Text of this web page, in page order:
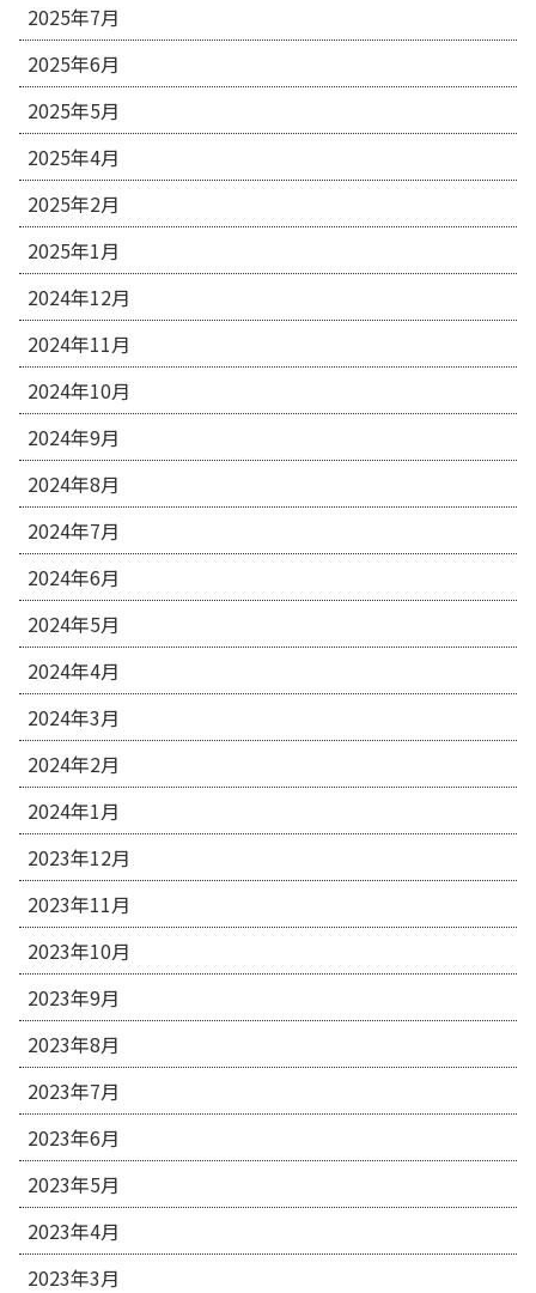
2025年7月
2025年6月
2025年5月
2025年4月
2025年2月
2025年1月
2024年12月
2024年11月
2024年10月
2024年9月
2024年8月
2024年7月
2024年6月
2024年5月
2024年4月
2024年3月
2024年2月
2024年1月
2023年12月
2023年11月
2023年10月
2023年9月
2023年8月
2023年7月
2023年6月
2023年5月
2023年4月
2023年3月